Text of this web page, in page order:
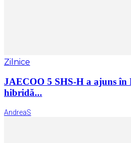
Zilnice
JAECOO 5 SHS-H a ajuns în
hibridă...
AndreaS